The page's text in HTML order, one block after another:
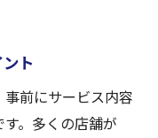
ト
前にサービス内容
。多くの店舗が